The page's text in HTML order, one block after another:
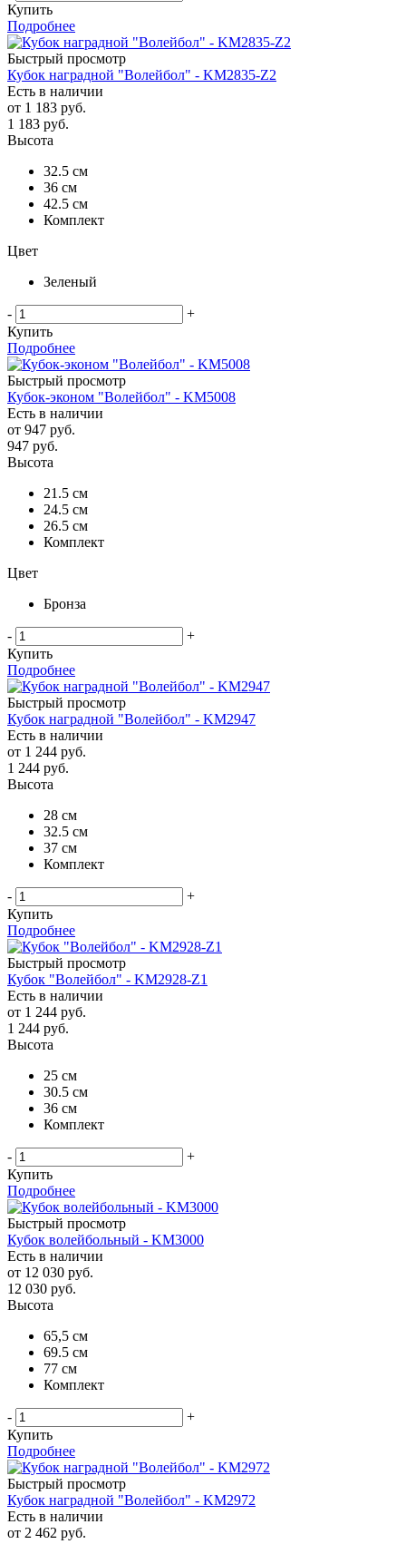
Купить
Подробнее
Быстрый просмотр
Кубок наградной "Волейбол" - KM2835-Z2
Есть в наличии
от 1 183 руб.
1 183 руб.
Высота
32.5 см
36 см
42.5 см
Комплект
Цвет
Зеленый
-
+
Купить
Подробнее
Быстрый просмотр
Кубок-эконом "Волейбол" - KM5008
Есть в наличии
от 947 руб.
947 руб.
Высота
21.5 см
24.5 см
26.5 см
Комплект
Цвет
Бронза
-
+
Купить
Подробнее
Быстрый просмотр
Кубок наградной "Волейбол" - KM2947
Есть в наличии
от 1 244 руб.
1 244 руб.
Высота
28 см
32.5 см
37 см
Комплект
-
+
Купить
Подробнее
Быстрый просмотр
Кубок "Волейбол" - KM2928-Z1
Есть в наличии
от 1 244 руб.
1 244 руб.
Высота
25 см
30.5 см
36 см
Комплект
-
+
Купить
Подробнее
Быстрый просмотр
Кубок волейбольный - KM3000
Есть в наличии
от 12 030 руб.
12 030 руб.
Высота
65,5 см
69.5 см
77 см
Комплект
-
+
Купить
Подробнее
Быстрый просмотр
Кубок наградной "Волейбол" - KM2972
Есть в наличии
от 2 462 руб.